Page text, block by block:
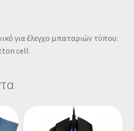
για έλεγχο μπαταριών τύπου:
cell.